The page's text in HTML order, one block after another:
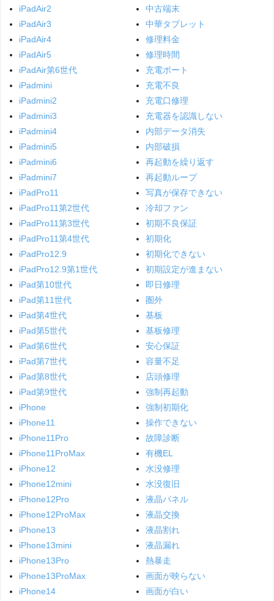
iPadAir2
iPadAir3
iPadAir4
iPadAir5
iPadAir第6世代
iPadmini
iPadmini2
iPadmini3
iPadmini4
iPadmini5
iPadmini6
iPadmini7
iPadPro11
iPadPro11第2世代
iPadPro11第3世代
iPadPro11第4世代
iPadPro12.9
iPadPro12.9第1世代
iPad第10世代
iPad第11世代
iPad第4世代
iPad第5世代
iPad第6世代
iPad第7世代
iPad第8世代
iPad第9世代
iPhone
iPhone11
iPhone11Pro
iPhone11ProMax
iPhone12
iPhone12mini
iPhone12Pro
iPhone12ProMax
iPhone13
iPhone13mini
iPhone13Pro
iPhone13ProMax
iPhone14
中古端末
中華タブレット
修理料金
修理時間
充電ポート
充電不良
充電口修理
充電器を認識しない
内部データ消失
内部破損
再起動を繰り返す
再起動ループ
写真が保存できない
冷却ファン
初期不良保証
初期化
初期化できない
初期設定が進まない
即日修理
圏外
基板
基板修理
安心保証
容量不足
店頭修理
強制再起動
強制初期化
操作できない
故障診断
有機EL
水没修理
水没復旧
液晶パネル
液晶交換
液晶割れ
液晶漏れ
熱暴走
画面が映らない
画面が白い